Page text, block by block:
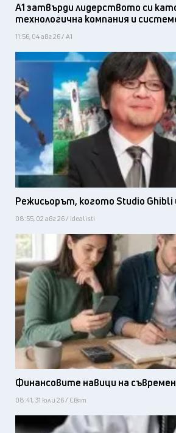
А1 затвърди лидерството си
технологична компания и
11:56, 04 авг 26 / А1
Режисьорът, когото Studio Ghibli
08:55, 02 авг 26 / Idealisti
Финансовите навици на
08:41, 31 юли 26 / Свят